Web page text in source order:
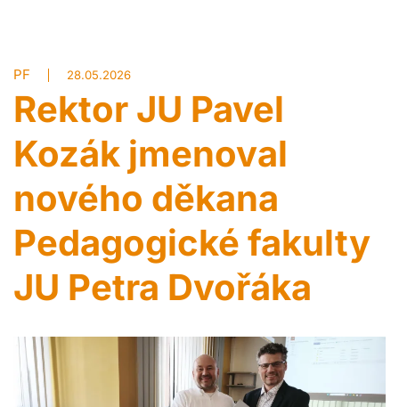
PF 28.05.2026
Rektor JU Pavel
Kozák jmenoval
nového děkana
Pedagogické fakulty
JU Petra Dvořáka